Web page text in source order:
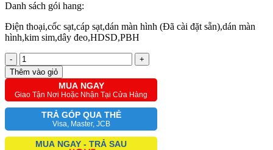
Danh sách gói hang:
Điện thoại,cốc sạt,cáp sạt,dán màn hình (Đã cài đặt sẵn),dán màn
hình,kim sim,dây đeo,HDSD,PBH
-
+
Thêm vào giỏ
MUA NGAY
Giao Tận Nơi Hoặc Nhận Tại Cửa Hàng
TRẢ GÓP QUA THẺ
Visa, Master, JCB
MUA NGAY - TRẢ SAU